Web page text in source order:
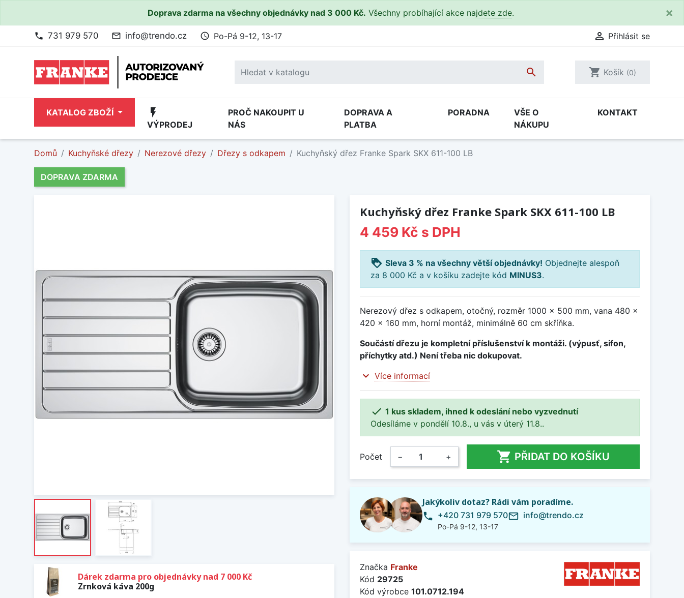
Doprava zdarma na všechny objednávky nad 3 000 Kč. Všechny probíhající akce najdete zde. ×
phone 731 979 570 mail_outline info@trendo.cz access_time Po-Pá 9-12, 13-17  Přihlásit se
 shopping_cart Košík (0)
KATALOG ZBOŽÍ flash_on
VÝPRODEJ
PROČ NAKOUPIT U
NÁS
DOPRAVA A
PLATBA
PORADNA
VŠE O
NÁKUPU
KONTAKT
Domů Kuchyňské dřezy Nerezové dřezy Dřezy s odkapem Kuchyňský dřez Franke Spark SKX 611-100 LB
DOPRAVA ZDARMA
Dárek zdarma pro objednávky nad 7 000 Kč
Zrnková káva 200g
Kuchyňský dřez Franke Spark SKX 611-100 LB
4 459 Kč s DPH
loyalty Sleva 3 % na všechny větší objednávky! Objednejte alespoň
za 8 000 Kč a v košíku zadejte kód MINUS3.
Nerezový dřez s odkapem, otočný, rozměr 1000 x 500 mm, vana 480 x
420 x 160 mm, horní montáž, minimálně 60 cm skříňka.
Součástí dřezu je kompletní příslušenství k montáži. (výpusť, sifon,
příchytky atd.) Není třeba nic dokupovat.
expand_more Více informací
 1 kus skladem, ihned k odeslání nebo vyzvednutí
Odesíláme v pondělí 10.8., u vás v úterý 11.8..
Počet − +  PŘIDAT DO KOŠÍKU
Jakýkoliv dotaz? Rádi vám poradíme.
phone +420 731 979 570
Po-Pá 9-12, 13-17
mail_outline info@trendo.cz
Značka Franke
Kód 29725
Kód výrobce 101.0712.194